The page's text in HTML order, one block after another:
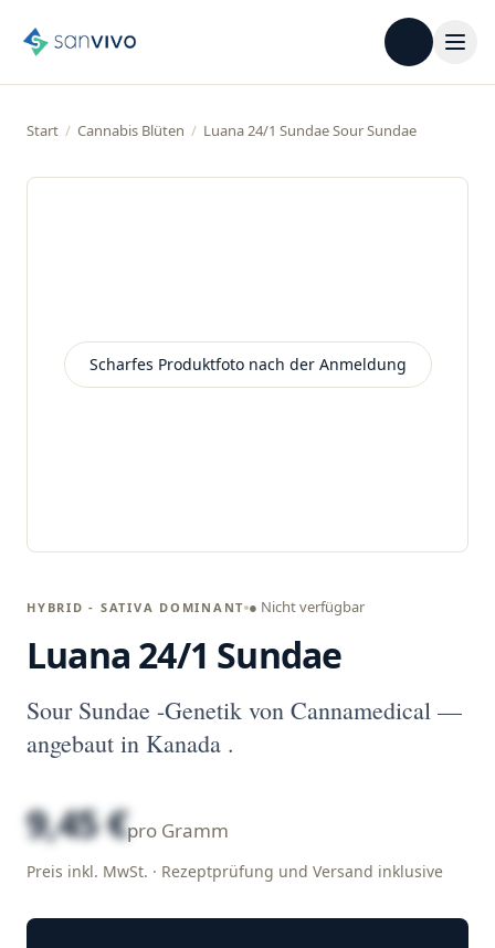
Start / Cannabis Blüten / Luana 24/1 Sundae Sour Sundae
Scharfes Produktfoto nach der Anmeldung
HYBRID - SATIVA DOMINANT ● Nicht verfügbar
Luana 24/1 Sundae
Sour Sundae -Genetik von Cannamedical —
angebaut in Kanada .
9,45 €pro Gramm
Preis inkl. MwSt. · Rezeptprüfung und Versand inklusive